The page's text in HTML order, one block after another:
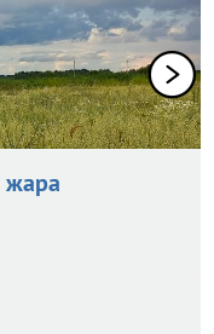
жара